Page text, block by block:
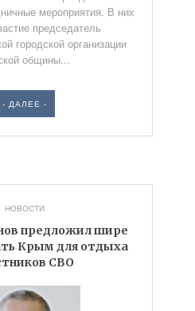
мероприятия. В них
председатель
городской организации
общины...
- ДАЛЕЕ -
НОВОСТИ
предложил шире
Крым для отдыха
СВО